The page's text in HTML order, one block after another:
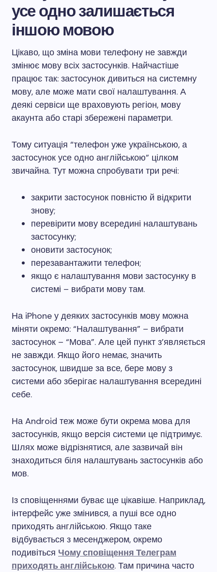
усе одно залишається
іншою мовою
Цікаво, що зміна мови телефону не завжди
змінює мову всіх застосунків. Найчастіше
працює так: застосунок дивиться на системну
мову, але може мати свої налаштування. А
деякі сервіси ще враховують регіон, мову
акаунта або старі збережені параметри.
Тому ситуація “телефон уже українською, а
застосунок усе одно англійською” цілком
звичайна. Тут можна спробувати три речі:
закрити застосунок повністю й відкрити
знову;
перевірити мову всередині налаштувань
застосунку;
оновити застосунок;
перезавантажити телефон;
якщо є налаштування мови застосунку в
системі – вибрати мову там.
На iPhone у деяких застосунків мову можна
міняти окремо: “Налаштування” – вибрати
застосунок – “Мова”. Але цей пункт з’являється
не завжди. Якщо його немає, значить
застосунок, швидше за все, бере мову з
системи або зберігає налаштування всередині
себе.
На Android теж може бути окрема мова для
застосунків, якщо версія системи це підтримує.
Шлях може відрізнятися, але зазвичай він
знаходиться біля налаштувань застосунків або
мов.
Із сповіщеннями буває ще цікавіше. Наприклад,
інтерфейс уже змінився, а пуші все одно
приходять англійською. Якщо таке
відбувається з месенджером, окремо
подивіться Чому сповіщення Телеграм
приходять англійською. Там причина часто